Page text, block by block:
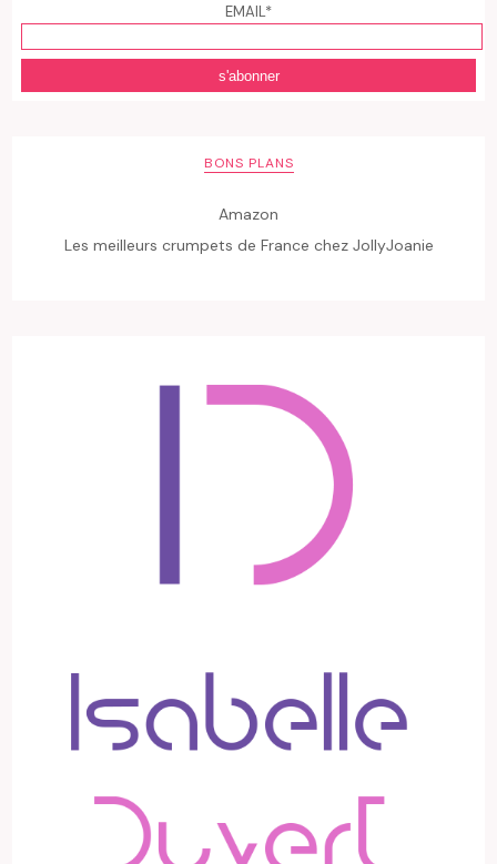
EMAIL*
BONS PLANS
Amazon
Les meilleurs crumpets de France chez JollyJoanie